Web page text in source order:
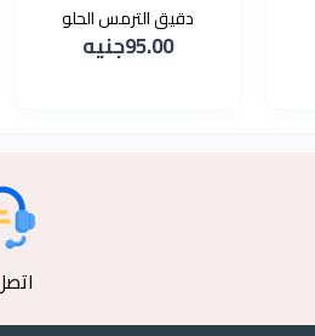
دقيق الترمس الحلو
95.00جنيه